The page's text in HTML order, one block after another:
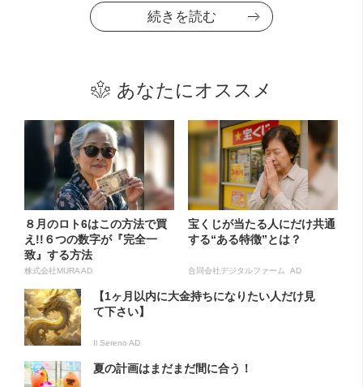
続きを読む
あなたにオススメ
８月のロト6はこの方法で買
え!!６つの数字が『完全一
致』する方法
株式会社MURA AD
宝くじが当たる人にだけ共通
する“ある特徴”とは？
合同会社デジタルファーム AD
【1ヶ月以内に大金持ちになりたい人だけ見
て下さい】
Il Sereno AD
夏の計画はまだまだ間に合う！